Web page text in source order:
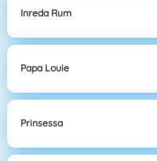
Inreda Rum
Papa Louie
Prinsessa